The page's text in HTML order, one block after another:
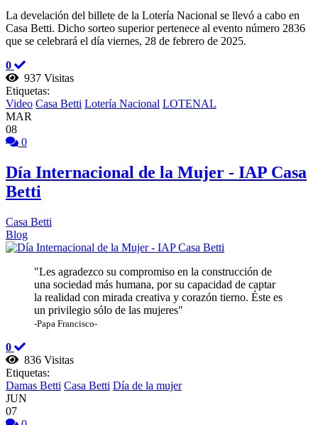
La develación del billete de la Lotería Nacional se llevó a cabo en
Casa Betti. Dicho sorteo superior pertenece al evento número 2836
que se celebrará el día viernes, 28 de febrero de 2025.
0
937 Visitas
Etiquetas:
Video Casa Betti Lotería Nacional LOTENAL
MAR
08
0
Día Internacional de la Mujer - IAP Casa
Betti
Casa Betti
Blog
"Les agradezco su compromiso en la construcción de
una sociedad más humana, por su capacidad de captar
la realidad con mirada creativa y corazón tierno. Éste es
un privilegio sólo de las mujeres"
-Papa Francisco-
0
836 Visitas
Etiquetas:
Damas Betti Casa Betti Día de la mujer
JUN
07